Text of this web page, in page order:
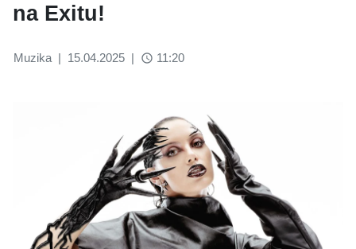
na Exitu!
Muzika | 15.04.2025 | access_time 11:20